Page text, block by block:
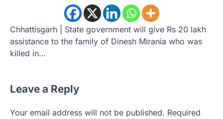
Chhattisgarh | State government will give Rs 20 lakh
assistance to the family of Dinesh Mirania who was
killed in…
Leave a Reply
Your email address will not be published. Required